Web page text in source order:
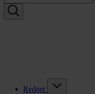
Redner